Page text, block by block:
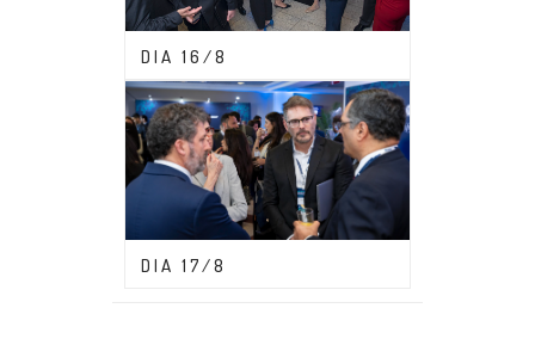
DIA 16/8
CONGRESSO ABDF 2023
DIA 17/8
CONGRESSO ABDF 2023